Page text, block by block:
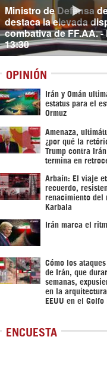
Ministro de Defensa
destaca la elevada
combativa de FF.AA.
13:30
OPINIÓN
Irán y Omán
estatus para el
Ormuz
Amenaza,
¿por qué la
Trump contra
termina en
Arbaín: El viaje
recuerdo,
renacimiento del
Karbala
Irán marca el
Cómo los
de Irán, que
semanas,
en la
EEUU en el Golfo
ENCUESTA